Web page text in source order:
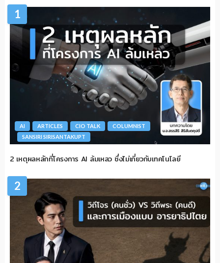
1
AI ARTICLES CIO TALK
COLUMNIST
SANSIRI SIRISANTAKUPT
2 เหตุผลหลักที่โครงการ AI ล้มเหลว ซึ่งไม่เกี่ยวกับเทคโนโลยี
2